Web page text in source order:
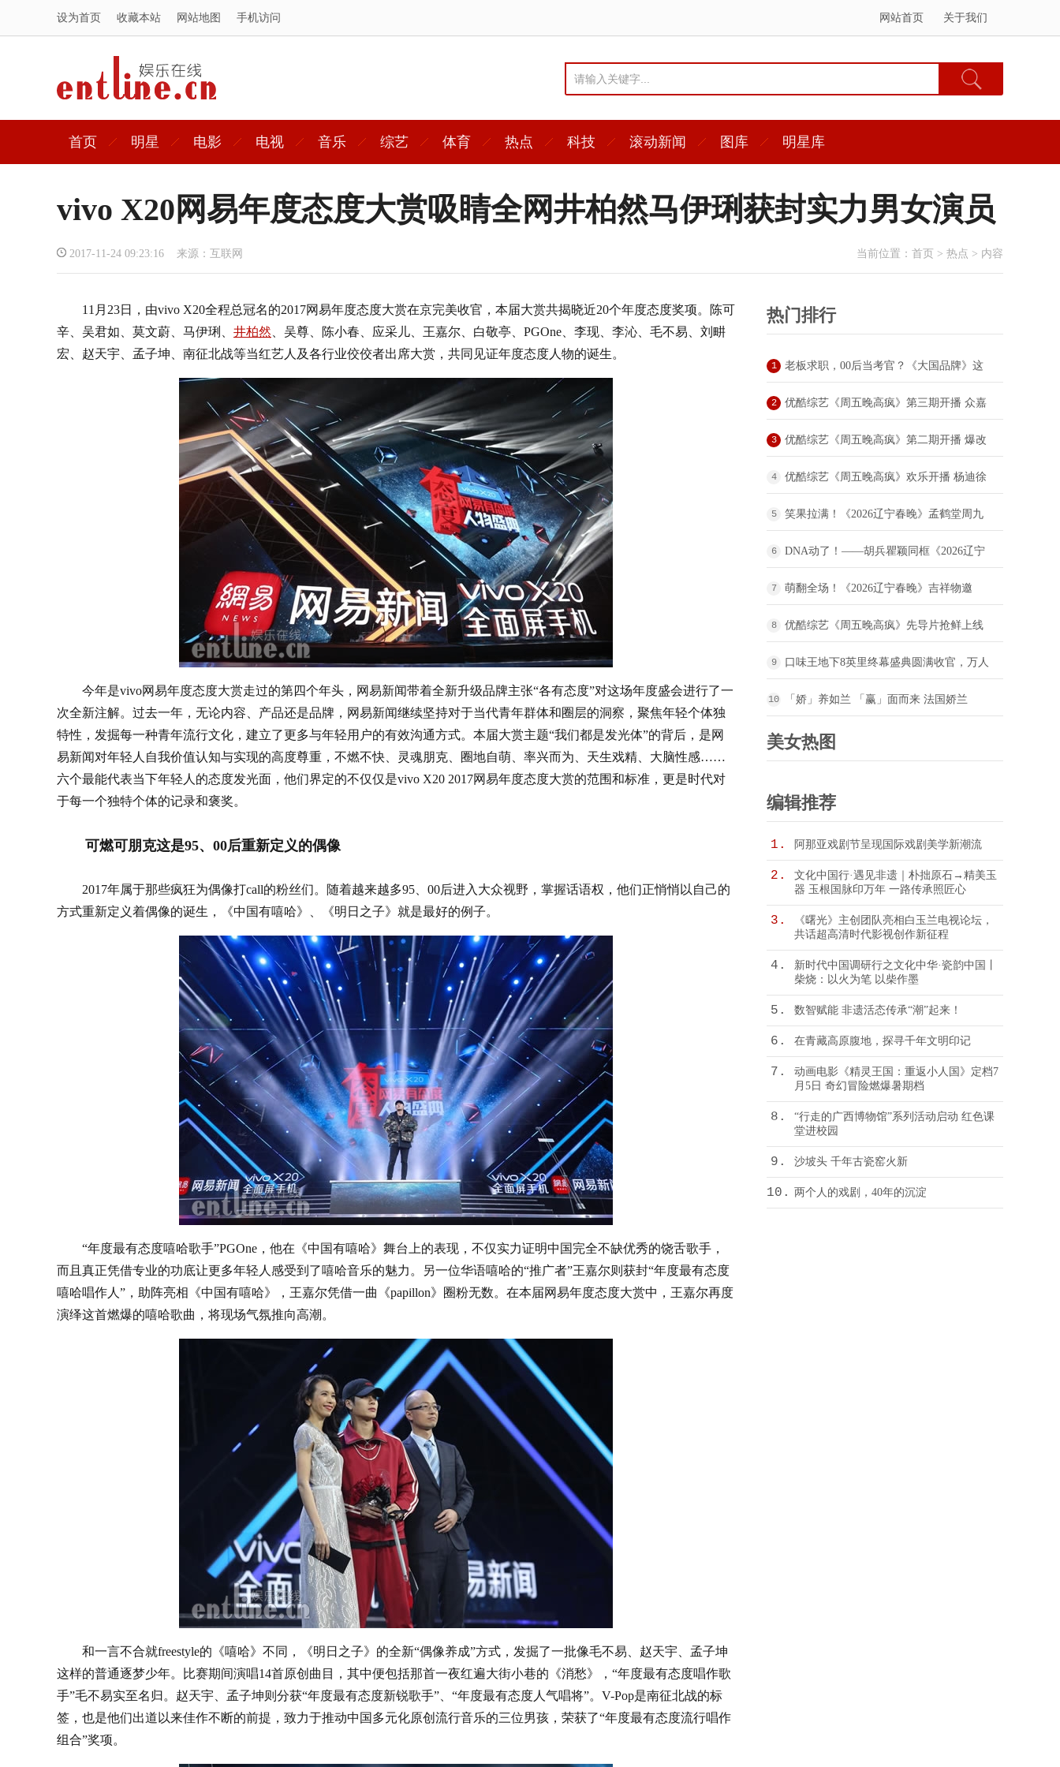
设为首页 收藏本站 网站地图 手机访问 网站首页 关于我们
首页 明星 电影 电视 音乐 综艺 体育 热点 科技 滚动新闻 图库 明星库
vivo X20网易年度态度大赏吸睛全网井柏然马伊琍获封实力男女演员
2017-11-24 09:23:16 来源：互联网 当前位置： 首页 > 热点 > 内容
11月23日，由vivo X20全程总冠名的2017网易年度态度大赏在京完美收官，本届大赏共揭晓近20个年度态度奖项。陈可
辛、吴君如、莫文蔚、马伊琍、 井柏然 、吴尊、陈小春、应采儿、王嘉尔、白敬亭、PGOne、李现、李沁、毛不易、刘畊
宏、赵天宇、孟子坤、南征北战等当红艺人及各行业佼佼者出席大赏，共同见证年度态度人物的诞生。
今年是vivo网易年度态度大赏走过的第四个年头，网易新闻带着全新升级品牌主张“各有态度”对这场年度盛会进行了一
次全新注解。过去一年，无论内容、产品还是品牌，网易新闻继续坚持对于当代青年群体和圈层的洞察，聚焦年轻个体独
特性，发掘每一种青年流行文化，建立了更多与年轻用户的有效沟通方式。本届大赏主题“我们都是发光体”的背后，是网
易新闻对年轻人自我价值认知与实现的高度尊重，不燃不快、灵魂朋克、圈地自萌、率兴而为、天生戏精、大脑性感……
六个最能代表当下年轻人的态度发光面，他们界定的不仅仅是vivo X20 2017网易年度态度大赏的范围和标准，更是时代对
于每一个独特个体的记录和褒奖。
可燃可朋克这是95、00后重新定义的偶像
2017年属于那些疯狂为偶像打call的粉丝们。随着越来越多95、00后进入大众视野，掌握话语权，他们正悄悄以自己的
方式重新定义着偶像的诞生，《中国有嘻哈》、《明日之子》就是最好的例子。
“年度最有态度嘻哈歌手”PGOne，他在《中国有嘻哈》舞台上的表现，不仅实力证明中国完全不缺优秀的饶舌歌手，
而且真正凭借专业的功底让更多年轻人感受到了嘻哈音乐的魅力。另一位华语嘻哈的“推广者”王嘉尔则获封“年度最有态度
嘻哈唱作人”，助阵亮相《中国有嘻哈》，王嘉尔凭借一曲《papillon》圈粉无数。在本届网易年度态度大赏中，王嘉尔再度
演绎这首燃爆的嘻哈歌曲，将现场气氛推向高潮。
和一言不合就freestyle的《嘻哈》不同，《明日之子》的全新“偶像养成”方式，发掘了一批像毛不易、赵天宇、孟子坤
这样的普通逐梦少年。比赛期间演唱14首原创曲目，其中便包括那首一夜红遍大街小巷的《消愁》，“年度最有态度唱作歌
手”毛不易实至名归。赵天宇、孟子坤则分获“年度最有态度新锐歌手”、“年度最有态度人气唱将”。V-Pop是南征北战的标
签，也是他们出道以来佳作不断的前提，致力于推动中国多元化原创流行音乐的三位男孩，荣获了“年度最有态度流行唱作
组合”奖项。
热门排行
1 老板求职，00后当考官？《大国品牌》这
场“反向招聘”脱口秀，让企业家“集体破防”
2 优酷综艺《周五晚高疯》第三期开播 众嘉
宾复刻春晚名场面唤起回忆杀
3 优酷综艺《周五晚高疯》第二期开播 爆改
职场智斗老板欢乐升级
4 优酷综艺《周五晚高疯》欢乐开播 杨迪徐
志胜综艺半壁江山巅峰对垒疯度狂飙
5 笑果拉满！《2026辽宁春晚》孟鹤堂周九
良重磅回归
6 DNA动了！——胡兵瞿颖同框《2026辽宁
春晚》
7 萌翻全场！《2026辽宁春晚》吉祥物邀
您“马上”接好运
8 优酷综艺《周五晚高疯》先导片抢鲜上线
全员集体发疯打造超爆笑的“癫疯”治愈综艺
9 口味王地下8英里终幕盛典圆满收官，万人
见证中文说唱历史时刻
10 「娇」养如兰 「赢」面而来 法国娇兰
「赢」面开年 耀启新岁华章
美女热图
编辑推荐
1. 阿那亚戏剧节呈现国际戏剧美学新潮流
2.
文化中国行·遇见非遗｜朴拙原石→精美玉
器 玉根国脉印万年 一路传承照匠心
3.
《曙光》主创团队亮相白玉兰电视论坛，
共话超高清时代影视创作新征程
4.
新时代中国调研行之文化中华·瓷韵中国丨
柴烧：以火为笔 以柴作墨
5. 数智赋能 非遗活态传承“潮”起来！
6. 在青藏高原腹地，探寻千年文明印记
7.
动画电影《精灵王国：重返小人国》定档7
月5日 奇幻冒险燃爆暑期档
8.
“行走的广西博物馆”系列活动启动 红色课
堂进校园
9. 沙坡头 千年古瓷窑火新
10. 两个人的戏剧，40年的沉淀